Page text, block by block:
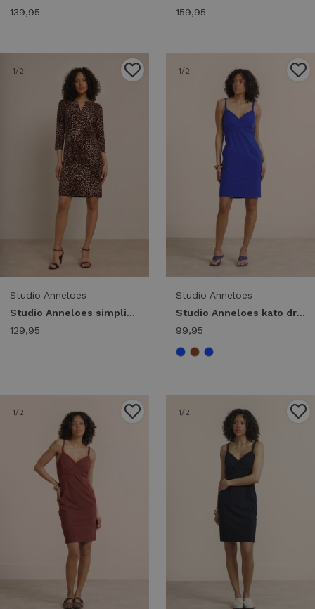
139,95 159,95
1/2
Studio Anneloes
Studio Anneloes simplicty leopard dress 13996 Jurk 9997 multi color
129,95
1/2
Studio Anneloes
Studio Anneloes kato dress 14000 Jurk 7301 electric blue
99,95
1/2 1/2